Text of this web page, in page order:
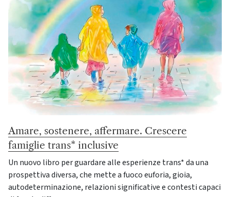
Amare, sostenere, affermare. Crescere
famiglie trans* inclusive
Un nuovo libro per guardare alle esperienze trans* da una
prospettiva diversa, che mette a fuoco euforia, gioia,
autodeterminazione, relazioni significative e contesti capaci